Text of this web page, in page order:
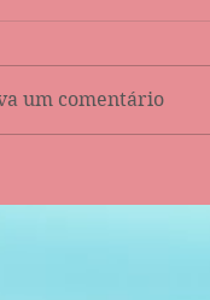
um comentário